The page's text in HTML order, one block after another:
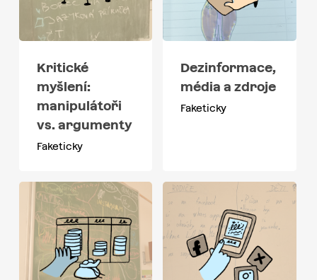
Kritické
myšlení:
manipulátoři
vs. argumenty
Faketicky
Dezinformace,
média a zdroje
Faketicky